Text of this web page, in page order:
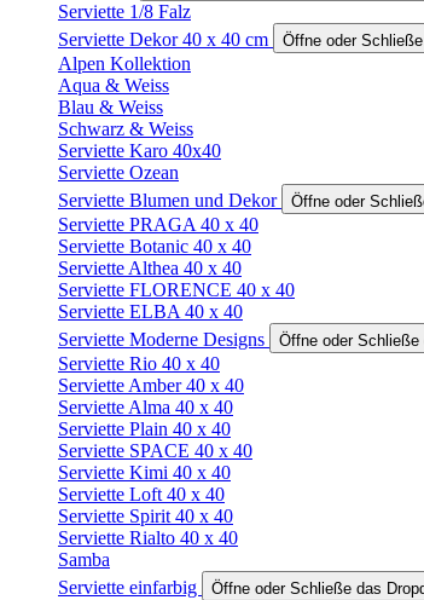
Serviette 1/8 Falz
Serviette Dekor 40 x 40 cm
Öffne oder
Alpen Kollektion
Aqua & Weiss
Blau & Weiss
Schwarz & Weiss
Serviette Karo 40x40
Serviette Ozean
Serviette Blumen und Dekor
Öffne oder
Serviette PRAGA 40 x 40
Serviette Botanic 40 x 40
Serviette Althea 40 x 40
Serviette FLORENCE 40 x 40
Serviette ELBA 40 x 40
Serviette Moderne Designs
Öffne oder Schließe
Serviette Rio 40 x 40
Serviette Amber 40 x 40
Serviette Alma 40 x 40
Serviette Plain 40 x 40
Serviette SPACE 40 x 40
Serviette Kimi 40 x 40
Serviette Loft 40 x 40
Serviette Spirit 40 x 40
Serviette Rialto 40 x 40
Samba
Serviette einfarbig
Öffne oder Schließe das